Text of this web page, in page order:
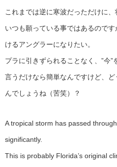
これまでは逆に寒波だっただけに、
いつも願っている事ではあるので
けるアングラーになりたい。
プラに引きずられることなく、”今”
言うだけなら簡単なんですけど、
んでしょうね（苦笑）？
A tropical storm has passed
significantly.
This is probably Florida’s original